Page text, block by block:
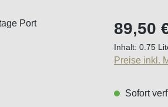
Regulärer
89,50
Inhalt: 0.75
Preise inkl.
Sofort